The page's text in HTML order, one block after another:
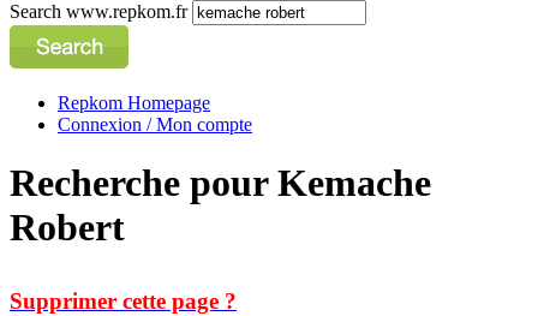
Search www.repkom.fr
Repkom Homepage
Connexion / Mon compte
Recherche pour Kemache
Robert
Supprimer cette page ?